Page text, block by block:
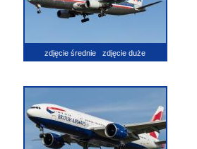
zdjęcie średnie zdjęcie duże